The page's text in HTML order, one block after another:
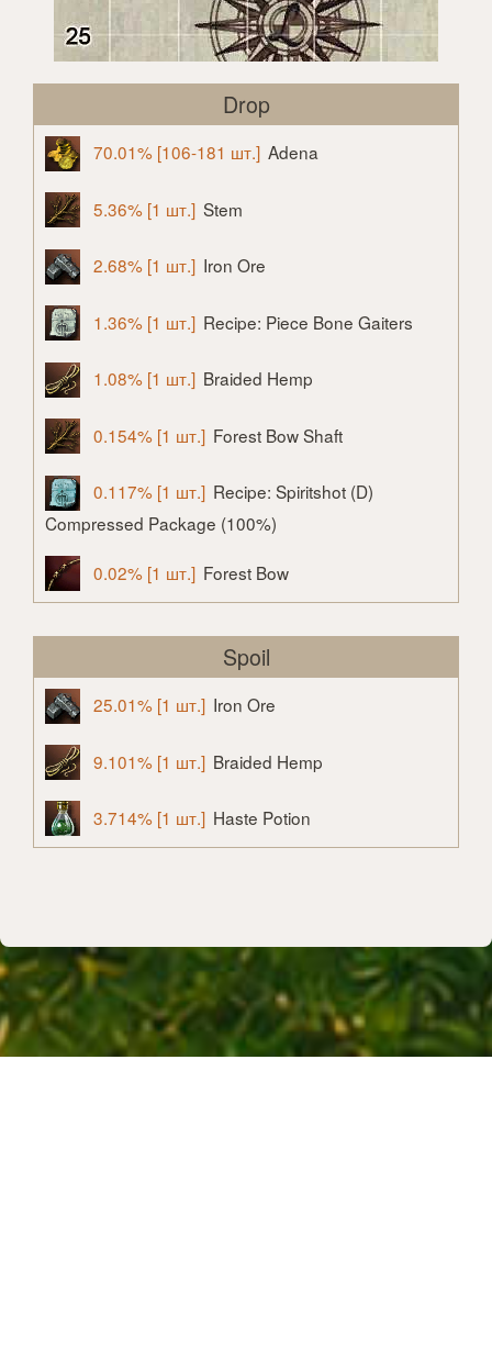
Drop
70.01% [106-181 шт.] Adena
5.36% [1 шт.] Stem
2.68% [1 шт.] Iron Ore
1.36% [1 шт.] Recipe: Piece Bone Gaiters
1.08% [1 шт.] Braided Hemp
0.154% [1 шт.] Forest Bow Shaft
0.117% [1 шт.] Recipe: Spiritshot (D)
Compressed Package (100%)
0.02% [1 шт.] Forest Bow
Spoil
25.01% [1 шт.] Iron Ore
9.101% [1 шт.] Braided Hemp
3.714% [1 шт.] Haste Potion